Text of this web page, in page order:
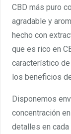
CBD más puro
agradable y
hecho con
que es rico en
característico
los beneficios
Disponemos
concentración
detalles en cada